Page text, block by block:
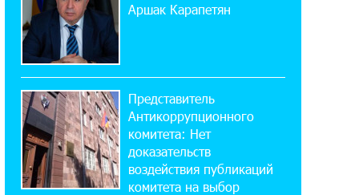
17:16:14 30-07-2026
ВТБ (Армения): вклад «Стабильный»
— до 10% годовых и оформление в
17:03:49 30-07-2026
Платформа Rate.Trading на Seaside
Startup Summit: IDBank представил
инновационное решение
Аршак Карапетян
Представитель
Антикоррупционного
комитета: Нет
доказательств
воздействия публикаций
комитета на выбор